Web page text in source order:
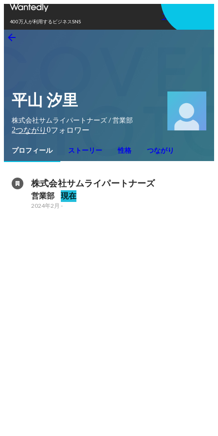
400万人が利用するビジネスSNS
アプリを使う
平山 汐里
株式会社サムライパートナーズ / 営業部
2つながり 0フォロワー
プロフィール ストーリー 性格 つながり
株式会社サムライパートナーズ
営業部 現在
2024年2月 -